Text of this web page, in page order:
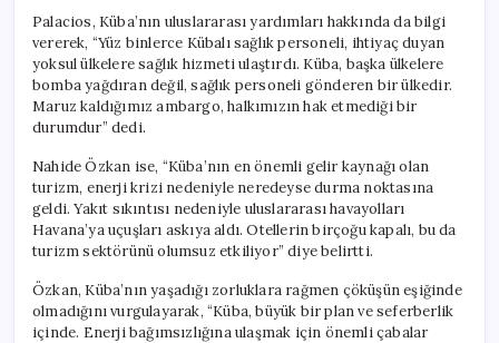
Palacios, Küba’nın uluslararası yardımları hakkında da bilgi
vererek, “Yüz binlerce Kübalı sağlık personeli, ihtiyaç duyan
yoksul ülkelere sağlık hizmeti ulaştırdı. Küba, başka ülkelere
bomba yağdıran değil, sağlık personeli gönderen bir ülkedir.
Maruz kaldığımız ambargo, halkımızın hak etmediği bir
durumdur” dedi.
Nahide Özkan ise, “Küba’nın en önemli gelir kaynağı olan
turizm, enerji krizi nedeniyle neredeyse durma noktasına
geldi. Yakıt sıkıntısı nedeniyle uluslararası havayolları
Havana’ya uçuşları askıya aldı. Otellerin birçoğu kapalı, bu da
turizm sektörünü olumsuz etkiliyor” diye belirtti.
Özkan, Küba’nın yaşadığı zorluklara rağmen çöküşün eşiğinde
olmadığını vurgulayarak, “Küba, büyük bir plan ve seferberlik
içinde. Enerji bağımsızlığına ulaşmak için önemli çabalar